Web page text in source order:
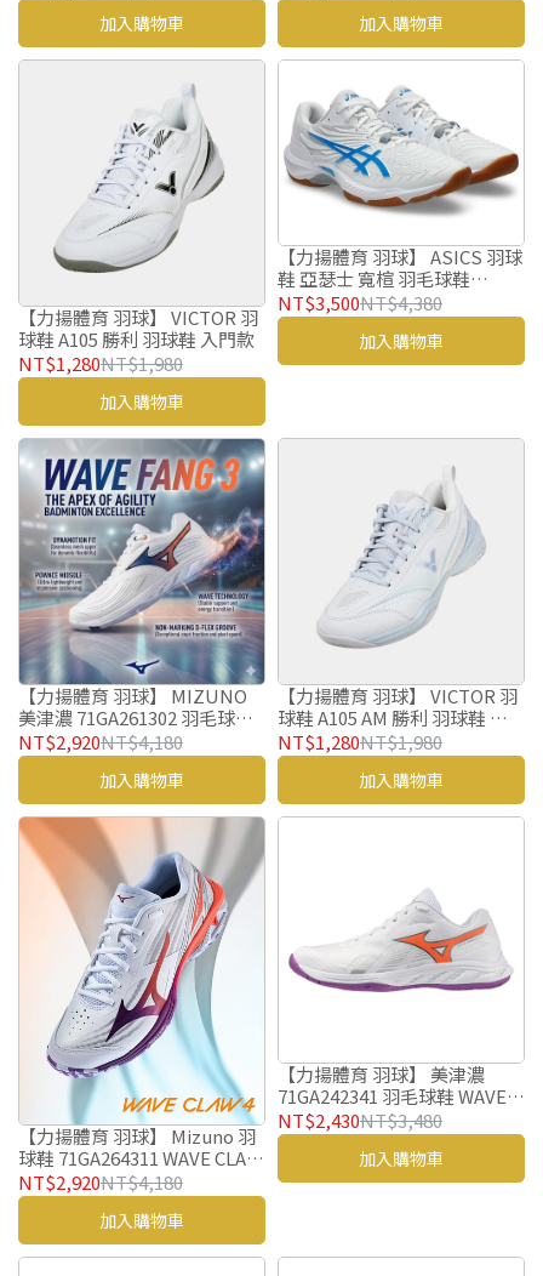
加入購物車 加入購物車
【力揚體育 羽球】 VICTOR 羽
球鞋 A105 勝利 羽球鞋 入門款
NT$1,280NT$1,980
加入購物車
【力揚體育 羽球】 ASICS 羽球
鞋 亞瑟士 寬楦 羽毛球鞋
1073A094-101 COURT
CONTROL FF 4
NT$3,500NT$4,380
加入購物車
【力揚體育 羽球】 MIZUNO
美津濃 71GA261302 羽毛球鞋
WAVE FANG 3 BDSS 羽球鞋
NT$2,920NT$4,180
加入購物車
【力揚體育 羽球】 VICTOR 羽
球鞋 A105 AM 勝利 羽球鞋 入
門款
NT$1,280NT$1,980
加入購物車
【力揚體育 羽球】 Mizuno 羽
球鞋 71GA264311 WAVE CLAW
4 美津濃 羽毛球鞋
NT$2,920NT$4,180
加入購物車
【力揚體育 羽球】 美津濃
71GA242341 羽毛球鞋 WAVE
FANG EL 2 MIZUNO 羽球鞋
NT$2,430NT$3,480
加入購物車